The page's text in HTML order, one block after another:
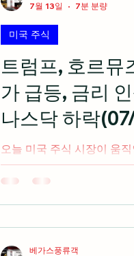
이션 공포와 강력한 경제
7월 금리 인상 확률이 급증
압력 가중 빅테크 7의 시가
증발한 반면 방어적 성격의
섹터 로테이션 전개 미국
쇼크와 나스닥 하락세 오늘
트럼프, 호르뮤
가 급등, 금리
나스닥 하락
오늘 미국 주식 시장이 움
음(미 동부 시간 오후 2시 기준) 트럼프 대통령이
봉쇄와 호르무즈 해협
마이크론 등 메모리 반도체 주식
서 빠져나온 거대 자금이
미국 주식
7월 13일
7분 분량
베가스풍류객